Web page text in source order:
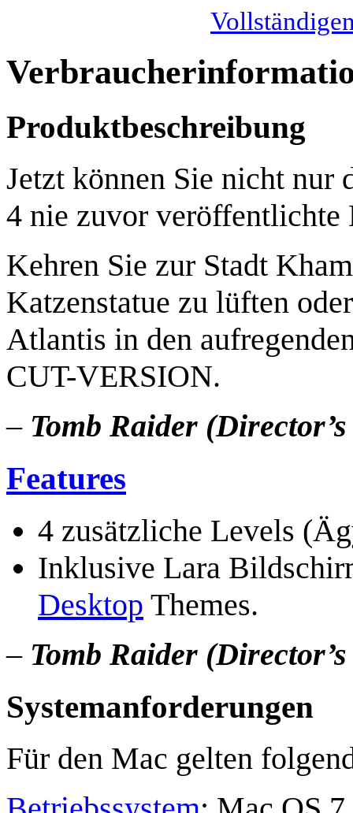
Produktbeschreibung
Jetzt können Sie nicht nur
4 nie zuvor veröffentlichte
Kehren Sie zur Stadt
Katzenstatue zu lüften
Atlantis in den
CUT-VERSION.
– Tomb Raider
Features
4 zusätzliche Levels
Inklusive Lara
Desktop Themes.
– Tomb Raider
Systemanforderungen
Für den Mac gelten